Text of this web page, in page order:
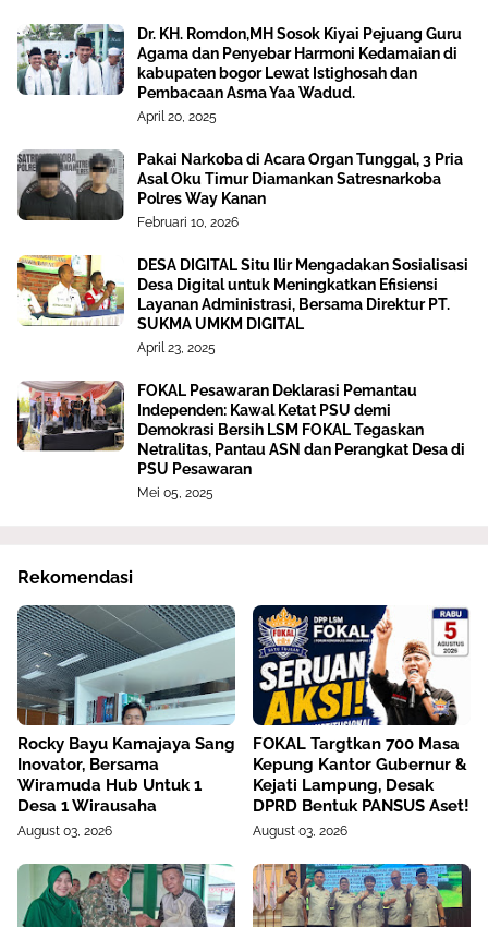
Dr. KH. Romdon,MH Sosok Kiyai Pejuang Guru
Agama dan Penyebar Harmoni Kedamaian di
kabupaten bogor Lewat Istighosah dan
Pembacaan Asma Yaa Wadud.
April 20, 2025
Pakai Narkoba di Acara Organ Tunggal, 3 Pria
Asal Oku Timur Diamankan Satresnarkoba
Polres Way Kanan
Februari 10, 2026
DESA DIGITAL Situ Ilir Mengadakan Sosialisasi
Desa Digital untuk Meningkatkan Efisiensi
Layanan Administrasi, Bersama Direktur PT.
SUKMA UMKM DIGITAL
April 23, 2025
FOKAL Pesawaran Deklarasi Pemantau
Independen: Kawal Ketat PSU demi
Demokrasi Bersih LSM FOKAL Tegaskan
Netralitas, Pantau ASN dan Perangkat Desa di
PSU Pesawaran
Mei 05, 2025
Rekomendasi
Rocky Bayu Kamajaya Sang
Inovator, Bersama
Wiramuda Hub Untuk 1
Desa 1 Wirausaha
August 03, 2026
FOKAL Targtkan 700 Masa
Kepung Kantor Gubernur &
Kejati Lampung, Desak
DPRD Bentuk PANSUS Aset!
August 03, 2026